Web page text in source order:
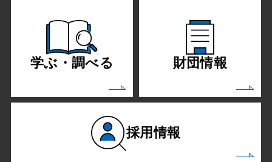
学ぶ・調べる 財団情報
採用情報